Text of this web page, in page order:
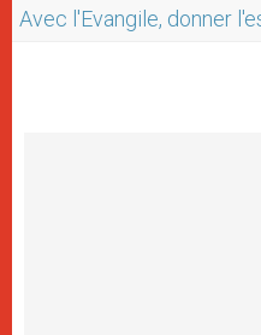
Avec l'Evangile, donner